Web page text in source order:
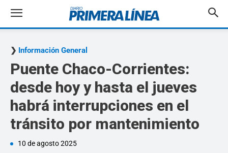
Información General
Puente Chaco-Corrientes:
desde hoy y hasta el jueves
habrá interrupciones en el
tránsito por mantenimiento
10 de agosto 2025